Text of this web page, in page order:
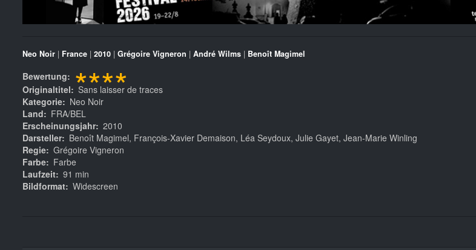
Neo Noir | France | 2010 | Grégoire Vigneron | André Wilms | Benoît Magimel
Bewertung ****
Originaltitel
Sans laisser de traces
Kategorie
Neo Noir
Land
FRA/BEL
Erscheinungsjahr 2010
Darsteller
Benoît Magimel, François-Xavier Demaison, Léa Seydoux, Julie Gayet, Jean-Marie Winling
Regie Grégoire Vigneron
Farbe
Farbe
Laufzeit 91 min
Bildformat Widescreen